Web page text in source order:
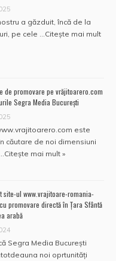
a găzduit, încă de la
pe cele … Citește mai mult
de promovare pe vrăjitoarero.com
Segra Media București
este
căutare de noi dimensiuni
Citește mai mult »
site-ul www.vrajitoare-romania-
promovare directă în Țara Sfântă
arabă
Segra Media București
noi oprtunități